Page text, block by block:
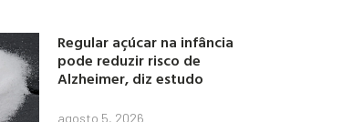
Regular açúcar na infância
pode reduzir risco de
Alzheimer, diz estudo
agosto 5, 2026